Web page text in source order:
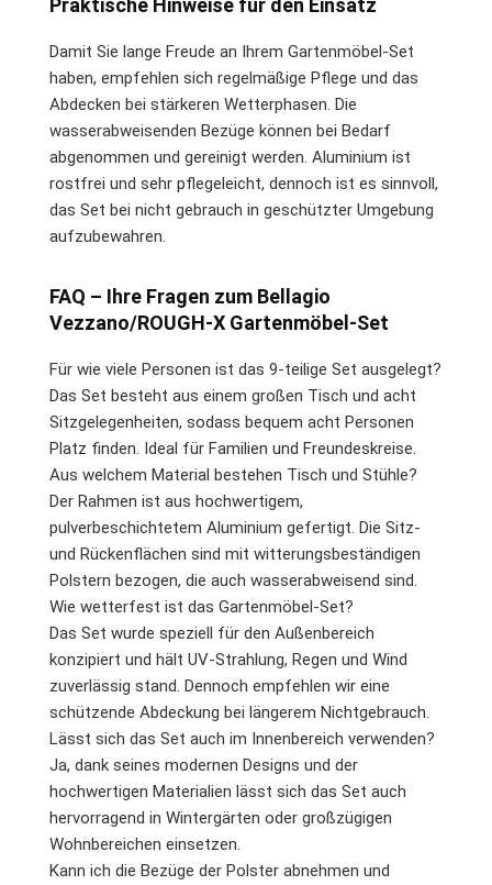
Damit Sie lange Freude an Ihrem Gartenmöbel-Set
haben, empfehlen sich regelmäßige Pflege und das
Abdecken bei stärkeren Wetterphasen. Die
wasserabweisenden Bezüge können bei Bedarf
abgenommen und gereinigt werden. Aluminium ist
rostfrei und sehr pflegeleicht, dennoch ist es sinnvoll,
das Set bei nicht gebrauch in geschützter Umgebung
aufzubewahren.
FAQ – Ihre Fragen zum Bellagio
Vezzano/ROUGH-X Gartenmöbel-Set
Für wie viele Personen ist das 9-teilige Set ausgelegt?
Das Set besteht aus einem großen Tisch und acht
Sitzgelegenheiten, sodass bequem acht Personen
Platz finden. Ideal für Familien und Freundeskreise.
Aus welchem Material bestehen Tisch und Stühle?
Der Rahmen ist aus hochwertigem,
pulverbeschichtetem Aluminium gefertigt. Die Sitz-
und Rückenflächen sind mit witterungsbeständigen
Polstern bezogen, die auch wasserabweisend sind.
Wie wetterfest ist das Gartenmöbel-Set?
Das Set wurde speziell für den Außenbereich
konzipiert und hält UV-Strahlung, Regen und Wind
zuverlässig stand. Dennoch empfehlen wir eine
schützende Abdeckung bei längerem Nichtgebrauch.
Lässt sich das Set auch im Innenbereich verwenden?
Ja, dank seines modernen Designs und der
hochwertigen Materialien lässt sich das Set auch
hervorragend in Wintergärten oder großzügigen
Wohnbereichen einsetzen.
Kann ich die Bezüge der Polster abnehmen und